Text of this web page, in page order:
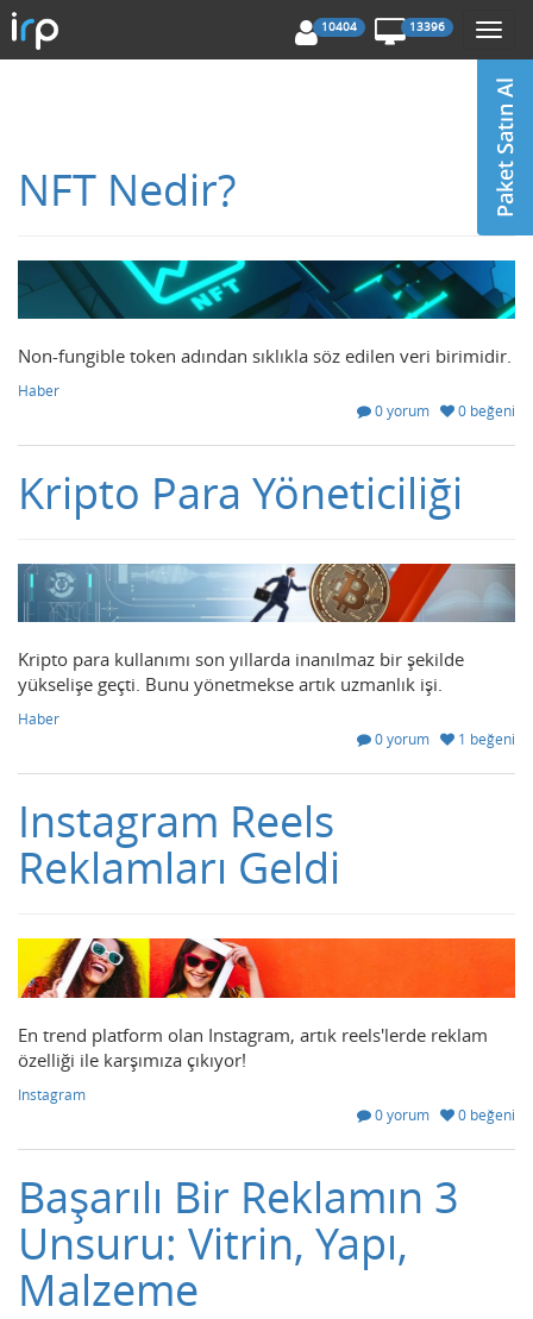
10404 13396
NFT Nedir?
Non-fungible token adından sıklıkla söz edilen veri birimidir.
Haber
0 yorum
0 beğeni
Kripto Para Yöneticiliği
Kripto para kullanımı son yıllarda inanılmaz bir şekilde
yükselişe geçti. Bunu yönetmekse artık uzmanlık işi.
Haber
0 yorum
1 beğeni
Instagram Reels
Reklamları Geldi
En trend platform olan Instagram, artık reels'lerde reklam
özelliği ile karşımıza çıkıyor!
Instagram
0 yorum
0 beğeni
Başarılı Bir Reklamın 3
Unsuru: Vitrin, Yapı,
Malzeme